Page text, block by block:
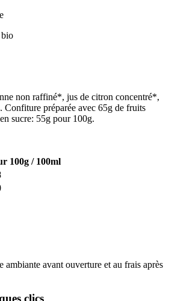
non raffiné*, jus de citron concentré*,
Confiture préparée avec 65g de fruits
sucre: 55g pour 100g.
100g / 100ml
ambiante avant ouverture et au frais après
clics